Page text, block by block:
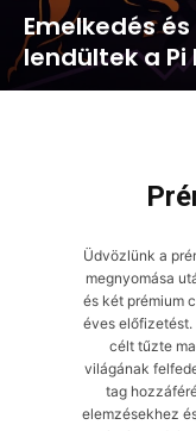
Emelkedés
lendültek a
Üdvözlünk a
megnyomása
és két prémium
éves előfizetést.
célt tűzte
világának
tag
elemzésekhez